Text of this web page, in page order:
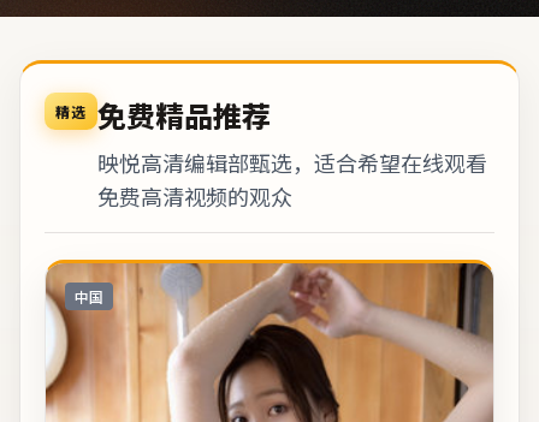
精选 免费精品推荐
映悦高清编辑部甄选，适合希望在线观看
免费高清视频的观众
中国